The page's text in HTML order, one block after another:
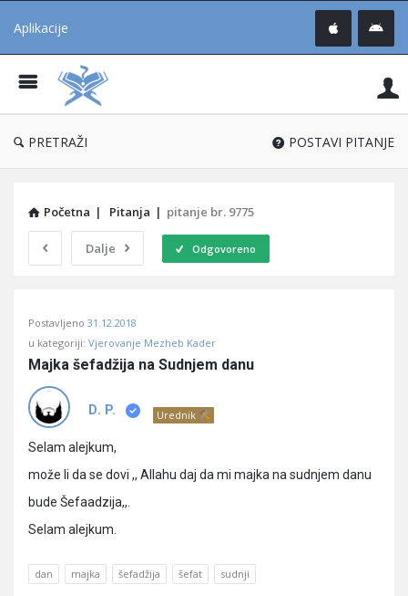
Aplikacije
®
PRETRAŽI POSTAVI PITANJE
Početna | Pitanja | pitanje br. 9775
Dalje Odgovoreno
Učene
Latest
Pitanja
Postavljeno 31.12.2018
u kategoriji: Vjerovanje Mezheb Kader
Majka šefadžija na Sudnjem danu
D. P. Urednik
Selam alejkum,
može li da se dovi ,, Allahu daj da mi majka na sudnjem danu
bude Šefaadzija,,.
Selam alejkum.
dan majka šefadžija šefat sudnji